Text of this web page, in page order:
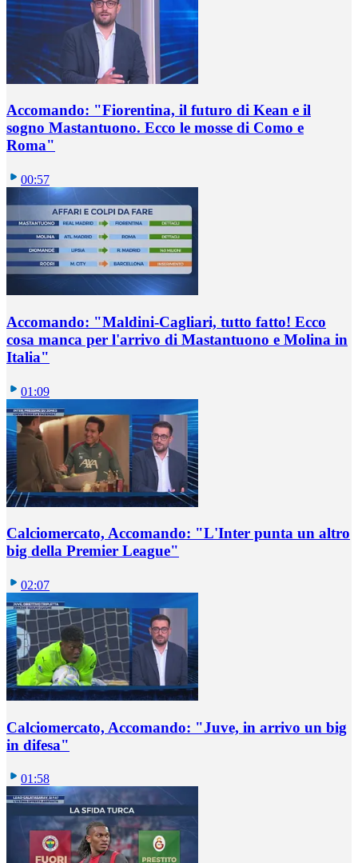
Accomando: "Fiorentina, il futuro di Kean e il
sogno Mastantuono. Ecco le mosse di Como e
Roma"
00:57
Accomando: "Maldini-Cagliari, tutto fatto! Ecco
cosa manca per l'arrivo di Mastantuono e Molina in
Italia"
01:09
Calciomercato, Accomando: "L'Inter punta un altro
big della Premier League"
02:07
Calciomercato, Accomando: "Juve, in arrivo un big
in difesa"
01:58